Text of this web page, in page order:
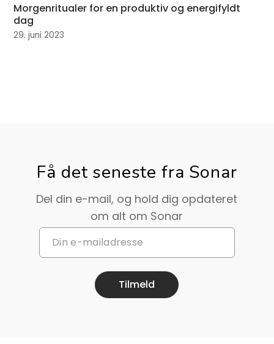
Morgenritualer for en produktiv og energifyldt
dag
29. juni 2023
Få det seneste fra Sonar
Del din e-mail, og hold dig opdateret
om alt om Sonar
Tilmeld